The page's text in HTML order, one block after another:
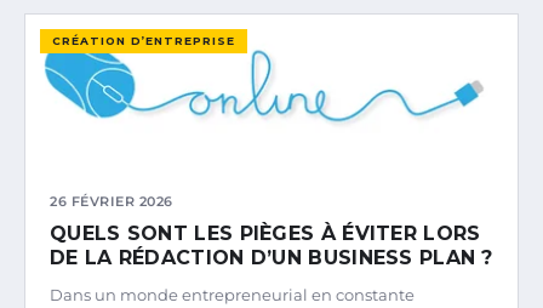
CRÉATION D’ENTREPRISE
26 FÉVRIER 2026
QUELS SONT LES PIÈGES À ÉVITER LORS
DE LA RÉDACTION D’UN BUSINESS PLAN ?
Dans un monde entrepreneurial en constante